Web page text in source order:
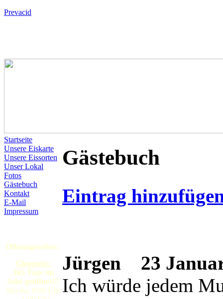
Prevacid
Startseite
Unsere Eiskarte
Unsere Eissorten
Unser Lokal
Fotos
Gästebuch
Kontakt
E-Mail
Impressum
Öffnungszeiten:
Gloggnitz:
365 Tage im
Jahr geöffnet!!!
Mo-Sa: 8:00 Uhr
Gästebuch
Eintrag
Jürgen
23
Ich würde jedem